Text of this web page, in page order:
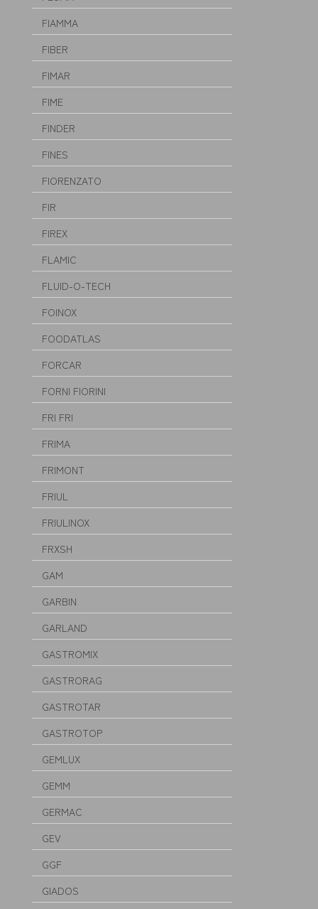
FIAMMA
FIBER
FIMAR
FIME
FINDER
FINES
FIORENZATO
FIR
FIREX
FLAMIC
FLUID-O-TECH
FOINOX
FOODATLAS
FORCAR
FORNI FIORINI
FRI FRI
FRIMA
FRIMONT
FRIUL
FRIULINOX
FRXSH
GAM
GARBIN
GARLAND
GASTROMIX
GASTRORAG
GASTROTAR
GASTROTOP
GEMLUX
GEMM
GERMAC
GEV
GGF
GIADOS